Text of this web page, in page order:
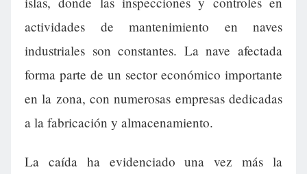
actividades de mantenimiento en naves
industriales son constantes. La nave afectada
forma parte de un sector económico importante
en la zona, con numerosas empresas dedicadas
a la fabricación y almacenamiento.
La caída ha evidenciado una vez más la